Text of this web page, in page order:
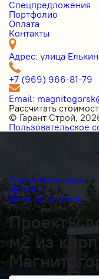
Cпецпредложения
Портфолио
Оплата
Контакты
Адрес: улица
+7 (969) 966-81-79
Email:
Рассчитать
© Гарант Строй,
Пользовательское
Главная страница
Проекты
Дома из кирпича
Проекты домов от
Проекты
м2 из
Получить